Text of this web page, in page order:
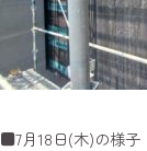
■7月18日(木)の様子